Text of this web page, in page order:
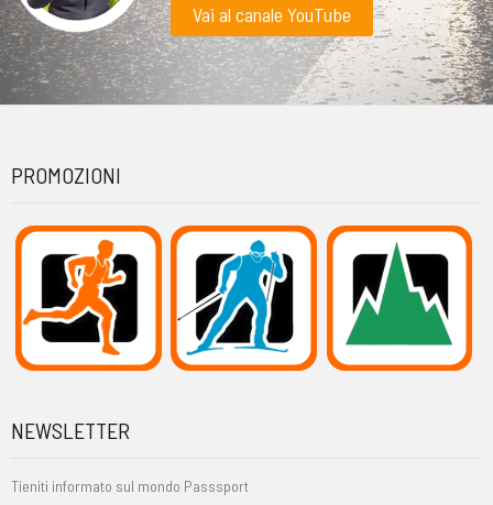
Vai al canale YouTube
PROMOZIONI
NEWSLETTER
Tieniti informato sul mondo Passsport